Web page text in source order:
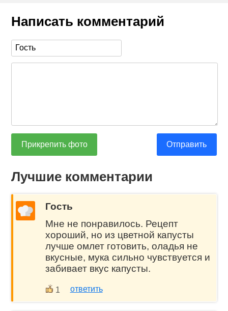
Написать комментарий
Прикрепить фото Отправить
Лучшие комментарии
Гость
Мне не понравилось. Рецепт
хороший, но из цветной капусты
лучше омлет готовить, оладья не
вкусные, мука сильно чувствуется и
забивает вкус капусты.
1 ответить